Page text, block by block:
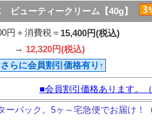
ビューティークリーム【40g】
円＋消費税＝ 15,400円(税込)
→ 12,320円(税込)
さらに会員割引価格有り↑
■会員割引価格あります。
ーパック。5ヶ～宅急便でお届け！